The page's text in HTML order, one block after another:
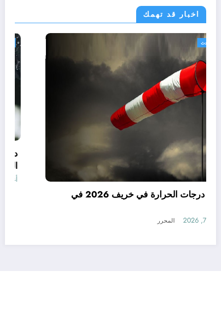
اخبار قد تهمك
أغسطس 7, 2026